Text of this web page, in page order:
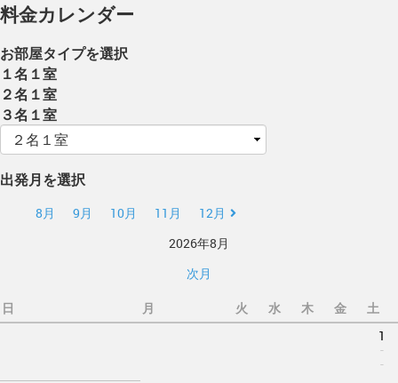
料金カレンダー
お部屋タイプを選択
１名１室
２名１室
３名１室
出発月を選択
8月 9月 10月 11月
12月
2026年8月
次月
日 月 火 水 木 金
土
1
-
-